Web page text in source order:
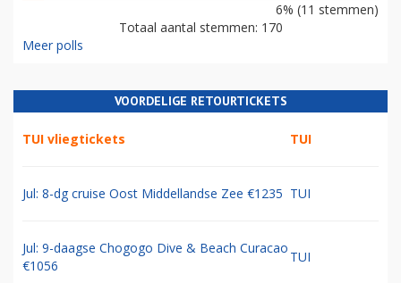
6% (11 stemmen)
Totaal aantal stemmen: 170
Meer polls
VOORDELIGE RETOURTICKETS
TUI vliegtickets TUI
Jul: 8-dg cruise Oost Middellandse Zee €1235 TUI
Jul: 9-daagse Chogogo Dive & Beach Curacao
€1056
TUI